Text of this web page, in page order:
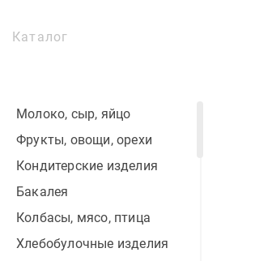
Каталог
Молоко, сыр, яйцо
Фрукты, овощи, орехи
Кондитерские изделия
Бакалея
Колбасы, мясо, птица
Хлебобулочные изделия